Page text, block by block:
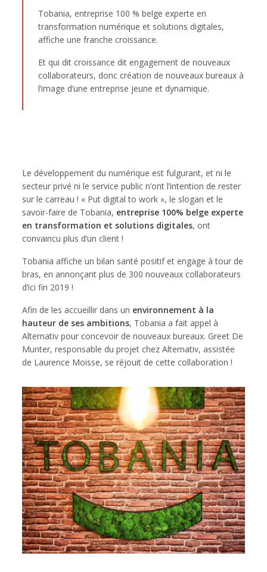
Tobania, entreprise 100 % belge experte en
transformation numérique et solutions digitales,
affiche une franche croissance.
Et qui dit croissance dit engagement de nouveaux
collaborateurs, donc création de nouveaux bureaux à
l’image d’une entreprise jeune et dynamique.
Le développement du numérique est fulgurant, et ni le
secteur privé ni le service public n’ont l’intention de rester
sur le carreau ! « Put digital to work », le slogan et le
savoir-faire de Tobania, entreprise 100% belge experte
en transformation et solutions digitales, ont
convaincu plus d’un client !
Tobania affiche un bilan santé positif et engage à tour de
bras, en annonçant plus de 300 nouveaux collaborateurs
d’ici fin 2019 !
Afin de les accueillir dans un environnement à la
hauteur de ses ambitions, Tobania a fait appel à
Alternativ pour concevoir de nouveaux bureaux. Greet De
Munter, responsable du projet chez Alternativ, assistée
de Laurence Moisse, se réjouit de cette collaboration !